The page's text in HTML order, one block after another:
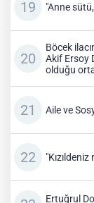
"Anne
Böcek
Akif Ersoy
olduğu
Aile ve
Ertuğrul